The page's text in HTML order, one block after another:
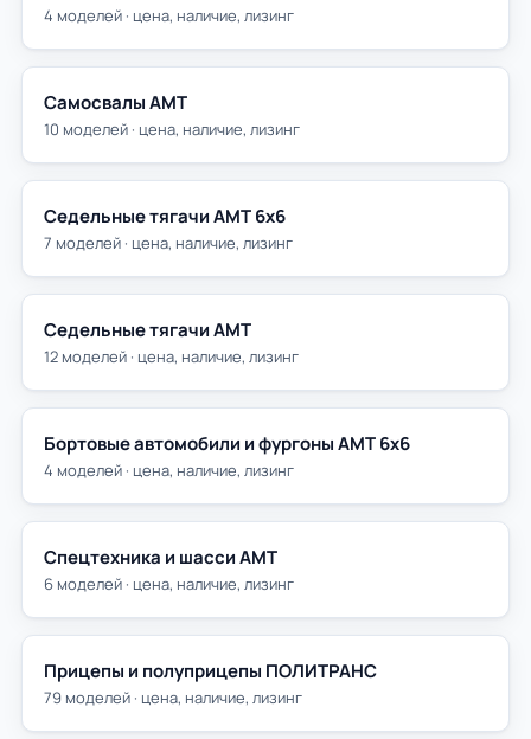
4 моделей · цена, наличие, лизинг
Самосвалы АМТ
10 моделей · цена, наличие, лизинг
Седельные тягачи АМТ 6х6
7 моделей · цена, наличие, лизинг
Седельные тягачи АМТ
12 моделей · цена, наличие, лизинг
Бортовые автомобили и фургоны АМТ 6х6
4 моделей · цена, наличие, лизинг
Спецтехника и шасси АМТ
6 моделей · цена, наличие, лизинг
Прицепы и полуприцепы ПОЛИТРАНС
79 моделей · цена, наличие, лизинг